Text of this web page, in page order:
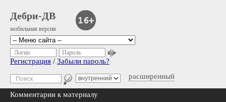
Дебри-ДВ
мобильная версия
расширенный
Логин Пароль
Регистрация / Забыли пароль?
Комментарии к материалу